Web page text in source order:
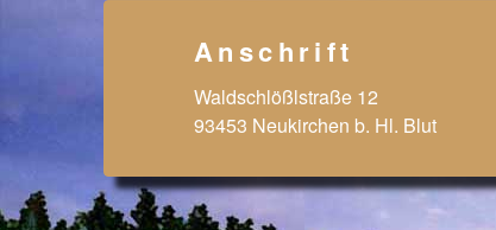
Anschrift
Waldschlößlstraße 12
93453 Neukirchen b. Hl. Blut